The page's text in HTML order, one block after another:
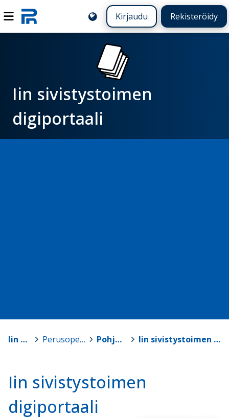
Kirjaudu Rekisteröidy
Iin sivistystoimen
digiportaali
Iin kunta Perusopetus ja esiopetus > Pohjois-Iin koulu > Iin sivistystoimen digiportaali
Iin sivistystoimen
digiportaali